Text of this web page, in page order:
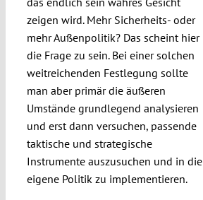
zeigen wird. Mehr Sicherheits- oder
mehr Außenpolitik? Das scheint hier
die Frage zu sein. Bei einer solchen
weitreichenden Festlegung sollte
man aber primär die äußeren
Umstände grundlegend analysieren
und erst dann versuchen, passende
taktische und strategische
Instrumente auszusuchen und in die
eigene Politik zu implementieren.